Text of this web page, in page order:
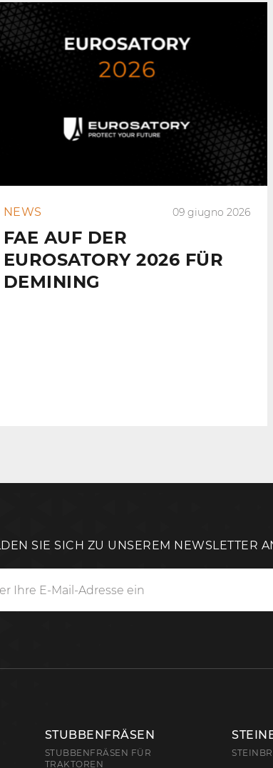
NEWS 09 giugno 2026
FAE AUF DER
EUROSATORY 2026 FÜR
DEMINING
SIE SICH ZU UNSEREM NEWSLETTER
STUBBENFRÄSEN
STUBBENFRÄSEN FÜR
TRAKTOREN